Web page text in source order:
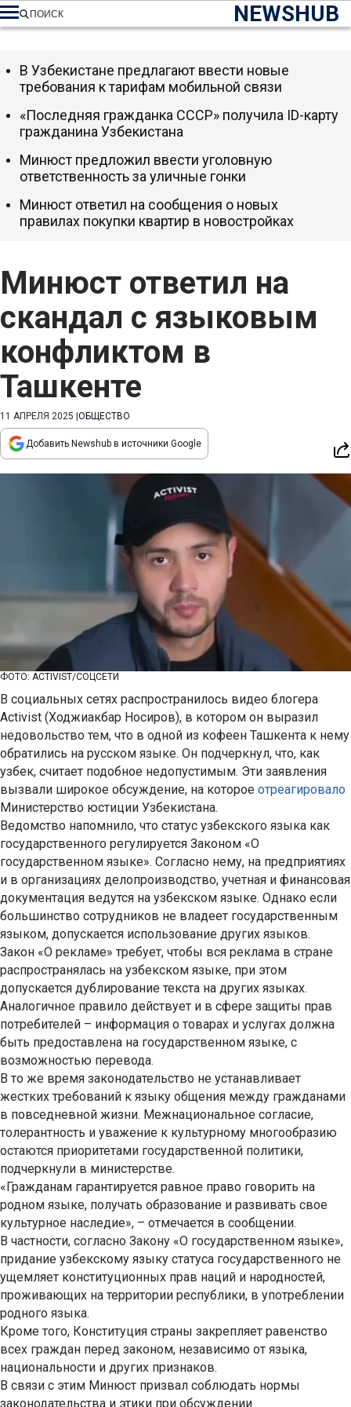
NEWSHUB
ПОИСК
Минюст ответил на
скандал с языковым
конфликтом в
Ташкенте
11 АПРЕЛЯ 2025 ОБЩЕСТВО
Добавить Newshub в источники Google
ФОТО: ACTIVIST/СОЦСЕТИ
В социальных сетях распространилось видео блогера
Activist (Ходжиакбар Носиров), в котором он выразил
недовольство тем, что в одной из кофеен Ташкента к нему
обратились на русском языке. Он подчеркнул, что, как
узбек, считает подобное недопустимым. Эти заявления
вызвали широкое обсуждение, на которое отреагировало
Министерство юстиции Узбекистана.
Ведомство напомнило, что статус узбекского языка как
государственного регулируется Законом «О
государственном языке». Согласно нему, на предприятиях
и в организациях делопроизводство, учетная и финансовая
документация ведутся на узбекском языке. Однако если
большинство сотрудников не владеет государственным
языком, допускается использование других языков.
Закон «О рекламе» требует, чтобы вся реклама в стране
распространялась на узбекском языке, при этом
допускается дублирование текста на других языках.
Аналогичное правило действует и в сфере защиты прав
потребителей – информация о товарах и услугах должна
быть предоставлена на государственном языке, с
возможностью перевода.
В то же время законодательство не устанавливает
жестких требований к языку общения между гражданами
в повседневной жизни. Межнациональное согласие,
толерантность и уважение к культурному многообразию
остаются приоритетами государственной политики,
подчеркнули в министерстве.
«Гражданам гарантируется равное право говорить на
родном языке, получать образование и развивать свое
культурное наследие», – отмечается в сообщении.
В частности, согласно Закону «О государственном языке»,
придание узбекскому языку статуса государственного не
ущемляет конституционных прав наций и народностей,
проживающих на территории республики, в употреблении
родного языка.
Кроме того, Конституция страны закрепляет равенство
всех граждан перед законом, независимо от языка,
национальности и других признаков.
В связи с этим Минюст призвал соблюдать нормы
законодательства и этики при обсуждении
В Узбекистане предлагают ввести новые
требования к тарифам мобильной связи
«Последняя гражданка СССР» получила ID-карту
гражданина Узбекистана
Минюст предложил ввести уголовную
ответственность за уличные гонки
Минюст ответил на сообщения о новых
правилах покупки квартир в новостройках